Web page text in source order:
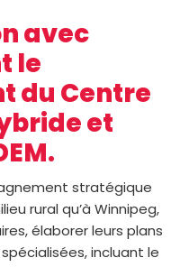
avec
le
du Centre
et
stratégique
rural qu’à Winnipeg,
élaborer leurs plans
incluant le